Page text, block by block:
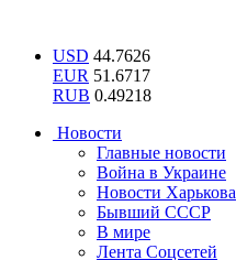
USD 44.7626
EUR 51.6717
RUB 0.49218
Новости
Главные новости
Война в Украине
Новости Харькова
Бывший СССР
В мире
Лента Соцсетей